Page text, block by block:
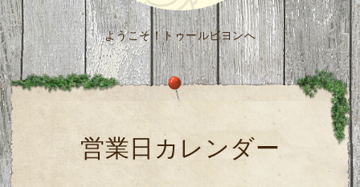
ようこそ！トゥールビヨンへ
営業日カレンダー